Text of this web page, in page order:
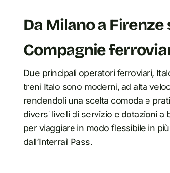
Da Milano a
Compagnie
Due principali operatori ferroviari,
treni Italo sono moderni, ad alta
rendendoli una scelta comoda e
diversi livelli di servizio e dotazioni
per viaggiare in modo flessibile in
dall’Interrail Pass.